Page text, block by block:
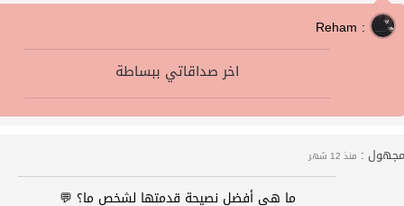
Reham :
اخر صداقاتي ببساطة
مجهول : منذ 12 شهر
ما هي أفضل نصيحة قدمتها لشخص ما؟ 💬